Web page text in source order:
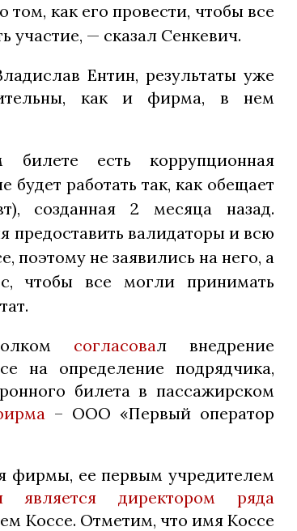
как его провести, чтобы все
участие, — сказал Сенкевич.
Ентин, результаты уже
как и фирма, в нем
есть коррупционная
будет работать так, как обещает
созданная 2 месяца назад.
предоставить валидаторы и всю
поэтому не заявились на него, а
чтобы все могли принимать
согласовал внедрение
на определение подрядчика,
билета в пассажирском
– ООО «Первый оператор
фирмы, ее первым учредителем
является директором ряда
Коссе. Отметим, что имя Коссе